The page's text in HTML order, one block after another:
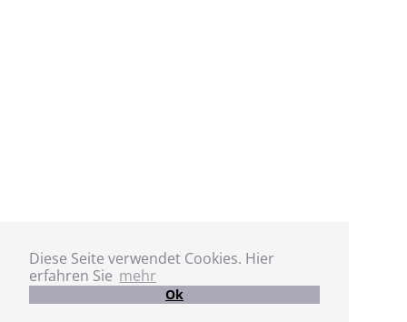
Diese Seite verwendet Cookies. Hier
erfahren Sie mehr
Ok